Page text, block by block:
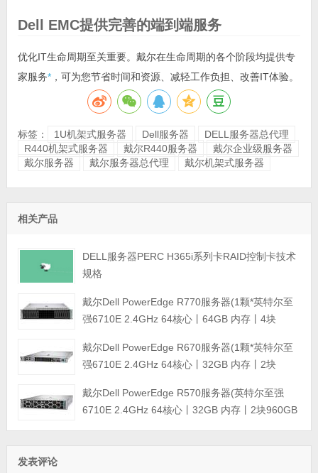
Dell EMC提供完善的端到端服务
优化IT生命周期至关重要。戴尔在生命周期的各个阶段均提供专
家服务*，可为您节省时间和资源、减轻工作负担、改善IT体验。
标签： 1U机架式服务器 Dell服务器
DELL服务器总代理
R440机架式服务器
戴尔R440服务器
戴尔企业级服务器
戴尔服务器
戴尔服务器总代理 戴尔机架式服务器
相关产品
DELL服务器PERC H365i系列卡RAID控制卡技术
规格
戴尔Dell PowerEdge R770服务器(1颗*英特尔至
强6710E 2.4GHz 64核心丨64GB 内存丨4块
800W双电源丨三年保修)戴尔Dell PowerEdge R670服务器(1颗*英特尔至
强6710E 2.4GHz 64核心丨32GB 内存丨2块
800W双电源丨三年保修)戴尔Dell PowerEdge R570服务器(英特尔至强
6710E 2.4GHz 64核心丨32GB 内存丨2块960GB
发表评论